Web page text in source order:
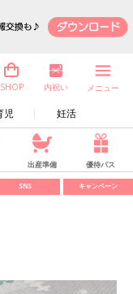
児 妊活
SHOP 内祝い メニュー
出産準備 優待パス
SNS キャンペーン